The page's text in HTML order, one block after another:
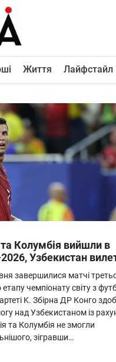
Життя Лайфстайл
та Колумбія вийшли в
Узбекистан
завершилися матчі
чемпіонату світу з
K. Збірна ДР Конго
над Узбекистаном із
та Колумбія не змогли
зігравши…